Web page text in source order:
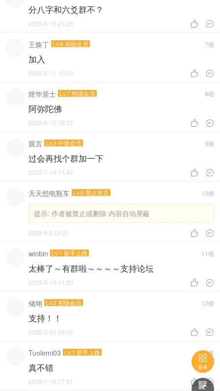
分八字和六爻群不？
 
2025-5-15 21:25
7楼
王焕丁 Lv.5 高级会员
加入
 
2025-6-11 10:53
8楼
煜华居士 Lv.7 特级会员
阿弥陀佛
 
2025-6-12 19:23
9楼
观言 Lv.3 中级会员
过会再找个群加一下
 
2025-7-18 11:47
10楼
天天想电瓶车 Lv.0 禁止发言
提示: 作者被禁止或删除 内容自动屏蔽
 
2025-9-2 04:21
11楼
winbin Lv.1 新手上路
太棒了～有群啦～～～～支持论坛
 
2025-9-15 11:20
12楼
储翊 Lv.2 初级会员
支持！！
 
2026-5-21 09:16
13楼
Tuolemi03 Lv.1 新手上路
真不错
 
2026-7-16 17:31

菜单
